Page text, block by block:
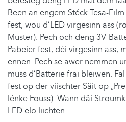
Been an engem Stéck Tesa-
fest, wou d’LED virgesinn ass
Muster). Pech och deng 3V-
Pabeier fest, déi virgesinn ass,
ënnen. Pech se awer nëmmen
muss d’Batterie fräi bleiwen.
fest op der viischter Säit op
lénke Fouss). Wann däi
LED elo liichten.